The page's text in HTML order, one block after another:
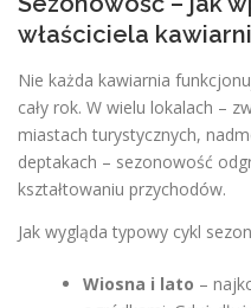
właściciela
Nie każda kawiarnia
cały rok. W wielu lokalach –
miastach turystycznych,
deptakach – sezonowość
kształtowaniu przychodów.
Jak wygląda typowy cykl
Wiosna i lato –